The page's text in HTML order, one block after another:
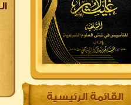
القائمة الرئيسية